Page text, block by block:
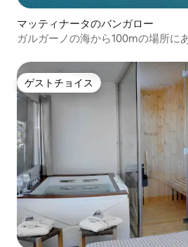
マッティナータのバンガロー
ガルガーノの海から100mの場所に
ゲストチョイス
ゲストチョイス